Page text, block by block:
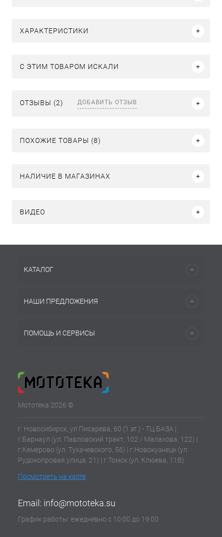
ХАРАКТЕРИСТИКИ
C ЭТИМ ТОВАРОМ ИСКАЛИ
ОТЗЫВЫ (2) ДОБАВИТЬ ОТЗЫВ
ПОХОЖИЕ ТОВАРЫ (8)
НАЛИЧИЕ В МАГАЗИНАХ
ВИДЕО
КАТАЛОГ
НАШИ ПРЕДЛОЖЕНИЯ
ПОМОЩЬ И СЕРВИСЫ
Мототека 2026 ©
г. Новосибирск, ул Писарева, 60 (1 эт.) - ТЦ БАЗА |
г.Барнаул (ул. Павловский тракт, 102 / Малахова, 122) |
г.Кемерово (ул. Тухачевского, 56) | г.Новокузнецк (ул.
Рудокопровая улица, 21) | г.Томск (ул. Клюева, 11В)
Посмотреть на карте
Email: info@mototeka.su
График работы: ежедневно с 10:00 до 19:00